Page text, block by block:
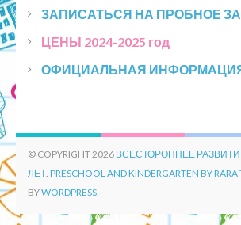
ЗАПИСАТЬСЯ НА ПРОБНОЕ
ЦЕНЫ 2024-2025 год
ОФИЦИАЛЬНАЯ
© COPYRIGHT 2026 ВСЕСТОРОННЕЕ
ЛЕТ PRESCHOOL AND KINDERGARTEN BY RARA
BYWORDPRESS.